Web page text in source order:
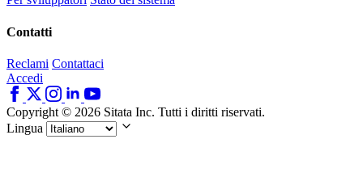
Contatti
Reclami Contattaci
Accedi
Copyright © 2026 Sitata Inc. Tutti i diritti riservati.
Lingua